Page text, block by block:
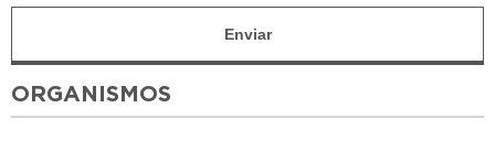
ORGANISMOS